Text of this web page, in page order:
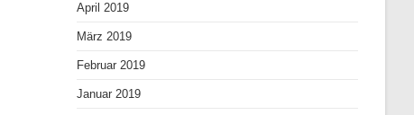
April 2019
März 2019
Februar 2019
Januar 2019